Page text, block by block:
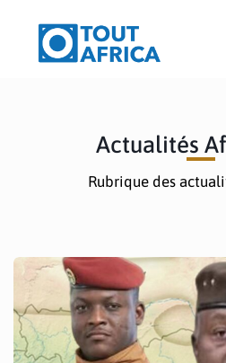
Actualités
Rubrique des